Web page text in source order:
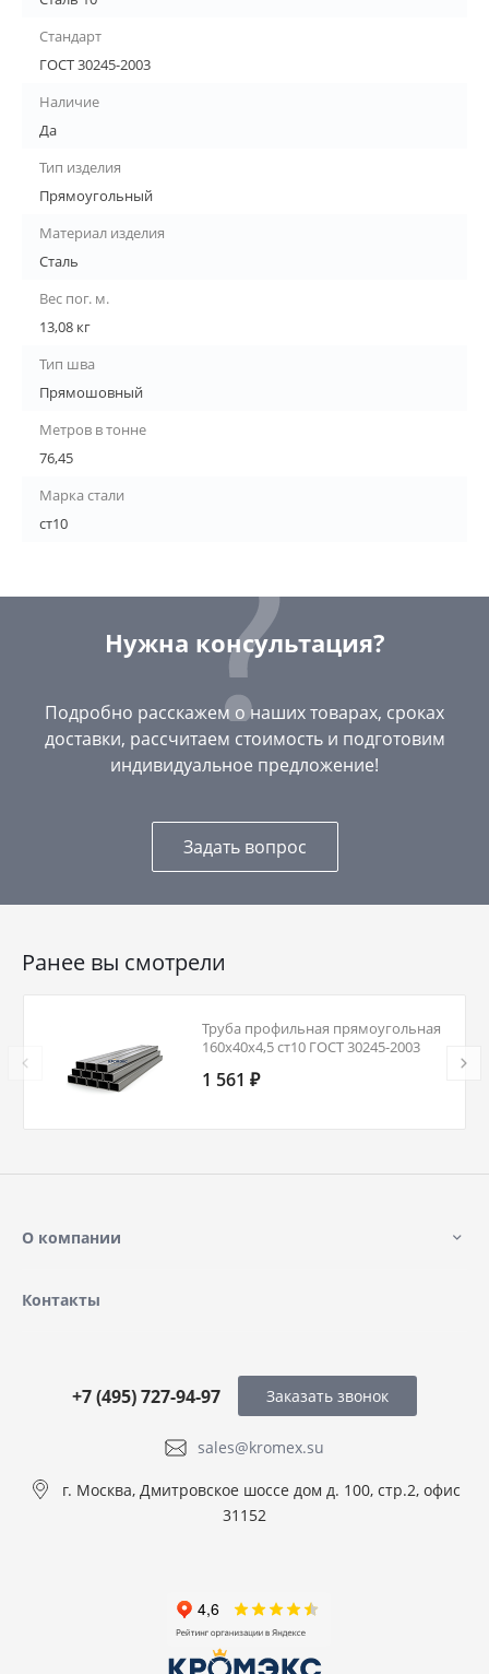
Стандарт
ГОСТ 30245-2003
Наличие
Да
Тип изделия
Прямоугольный
Материал изделия
Сталь
Вес пог. м.
13,08 кг
Тип шва
Прямошовный
Метров в тонне
76,45
Марка стали
ст10
Нужна консультация?
Подробно расскажем о наших товарах, сроках
доставки, рассчитаем стоимость и подготовим
индивидуальное предложение!
Задать вопрос
Ранее вы смотрели
Труба профильная прямоугольная
160х40х4,5 ст10 ГОСТ 30245-2003
1 561 ₽
О компании
Контакты
sales@kromex.su
+7 (495) 727-94-97
г. Москва, Дмитровское шоссе дом д. 100, стр.2, офис
31152
Заказать звонок